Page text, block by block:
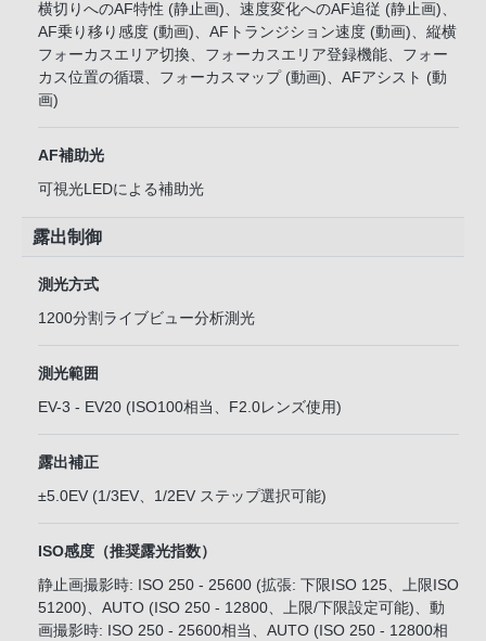
横切りへのAF特性 (静止画)、速度変化へのAF追従 (静止画)、
AF乗り移り感度 (動画)、AFトランジション速度 (動画)、縦横
フォーカスエリア切換、フォーカスエリア登録機能、フォー
カス位置の循環、フォーカスマップ (動画)、AFアシスト (動
画)
AF補助光
可視光LEDによる補助光
露出制御
測光方式
1200分割ライブビュー分析測光
測光範囲
EV-3 - EV20 (ISO100相当、F2.0レンズ使用)
露出補正
±5.0EV (1/3EV、1/2EV ステップ選択可能)
ISO感度（推奨露光指数）
静止画撮影時: ISO 250 - 25600 (拡張: 下限ISO 125、上限ISO
51200)、AUTO (ISO 250 - 12800、上限/下限設定可能)、動
画撮影時: ISO 250 - 25600相当、AUTO (ISO 250 - 12800相